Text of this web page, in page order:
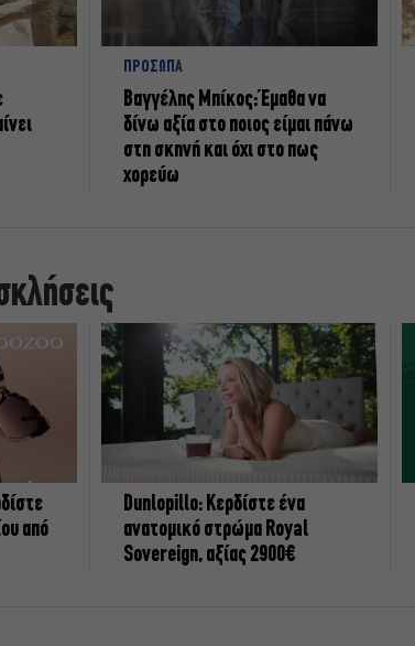
ΠΡΟΣΩΠΑ
Βαγγέλης Μπίκος: Έμαθα να
δίνω αξία στο ποιος είμαι πάνω
στη σκηνή και όχι στο πως
χορεύω
από
Dunlopillo: Κερδίστε ένα
ανατομικό στρώμα Royal
Sovereign, αξίας 2900€